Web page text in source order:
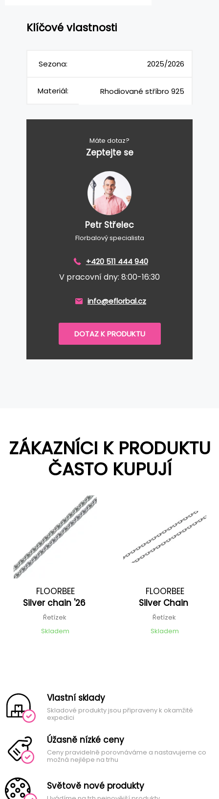
Klíčové vlastnosti
Sezona: 2025/2026
Materiál: Rhodiované stříbro 925
Máte dotaz?
Zeptejte se
Petr Střelec
Florbalový specialista
+420 511 444 940
V pracovní dny: 8:00-16:30
info@eflorbal.cz
DOTAZ K PRODUKTU
ZÁKAZNÍCI K PRODUKTU
ČASTO KUPUJÍ
FLOORBEE
Silver chain '26
Řetízek
Skladem
FLOORBEE
Silver Chain
Řetízek
Skladem
Vlastní sklady
Skladové produkty jsou připraveny k okamžité
expedici
Úžasně nízké ceny
Ceny pravidelně porovnáváme a nastavujeme co
možná nejlépe na trhu
Světově nové produkty